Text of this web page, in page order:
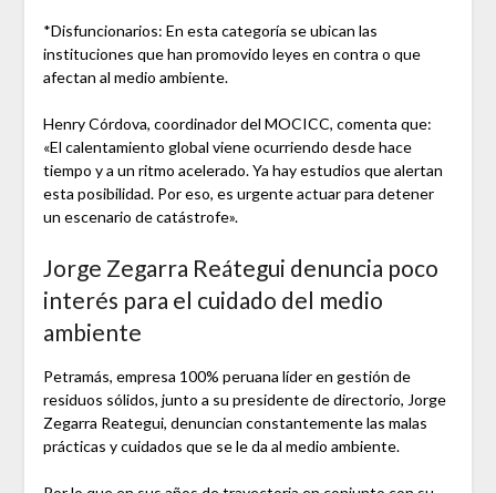
*Disfuncionarios: En esta categoría se ubican las
instituciones que han promovido leyes en contra o que
afectan al medio ambiente.
Henry Córdova, coordinador del MOCICC, comenta que:
«El calentamiento global viene ocurriendo desde hace
tiempo y a un ritmo acelerado. Ya hay estudios que alertan
esta posibilidad. Por eso, es urgente actuar para detener
un escenario de catástrofe».
Jorge Zegarra Reátegui denuncia poco
interés para el cuidado del medio
ambiente
Petramás, empresa 100% peruana líder en gestión de
residuos sólidos, junto a su presidente de directorio, Jorge
Zegarra Reategui, denuncian constantemente las malas
prácticas y cuidados que se le da al medio ambiente.